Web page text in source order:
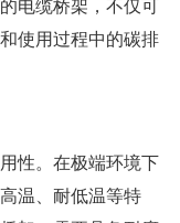
电缆桥架，不仅可
使用过程中的碳排
性。在极端环境下
温、耐低温等特